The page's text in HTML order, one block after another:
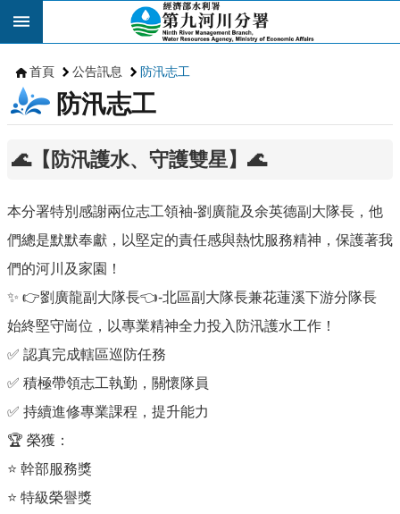
跳到主要內容區塊
首頁 公告訊息 防汛志工
防汛志工
🌊【防汛護水、守護雙星】🌊
本分署特別感謝兩位志工領袖-劉廣龍及余英德副大隊長，他
們總是默默奉獻，以堅定的責任感與熱忱服務精神，保護著我
們的河川及家園！
✨ 👉劉廣龍副大隊長👈-北區副大隊長兼花蓮溪下游分隊長
始終堅守崗位，以專業精神全力投入防汛護水工作！
✅ 認真完成轄區巡防任務
✅ 積極帶領志工執勤，關懷隊員
✅ 持續進修專業課程，提升能力
🏆 榮獲：
⭐ 幹部服務獎
⭐ 特級榮譽獎